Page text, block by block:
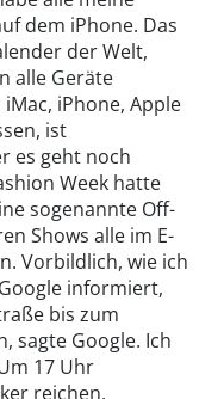
dem iPhone. Das
der Welt,
alle Geräte
iPhone, Apple
ist
es geht noch
Week hatte
sogenannte Off-
Shows alle im E-
Vorbildlich, wie ich
informiert,
bis zum
sagte Google. Ich
17 Uhr
reichen.